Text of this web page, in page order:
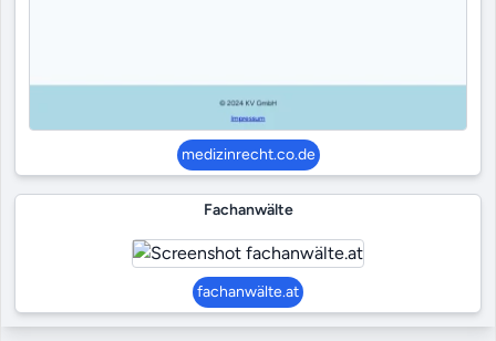
medizinrecht.co.de
Fachanwälte
fachanwälte.at